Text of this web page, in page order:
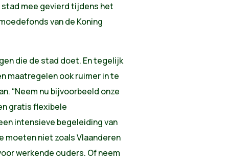
mee gevierd tijdens het
van de Koning
die de stad doet. En tegelijk
maatregelen ook ruimer in te
“Neem nu bijvoorbeeld onze
gratis flexibele
intensieve begeleiding van
moeten niet zoals Vlaanderen
werkende ouders. Of neem